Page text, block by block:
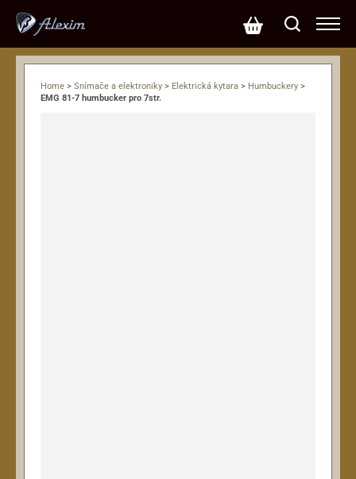
Home > Snímače a elektroniky > Elektrická kytara > Humbuckery >
EMG 81-7 humbucker pro 7str.